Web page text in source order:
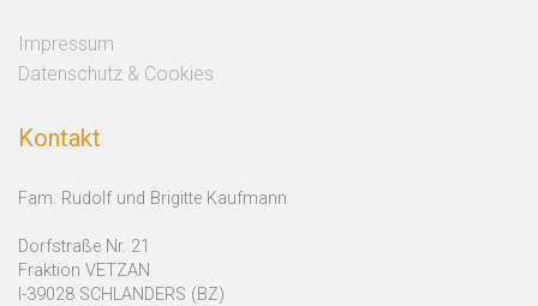
Impressum
Datenschutz & Cookies
Kontakt
Fam. Rudolf und Brigitte Kaufmann
Dorfstraße Nr. 21
Fraktion VETZAN
I-39028 SCHLANDERS (BZ)